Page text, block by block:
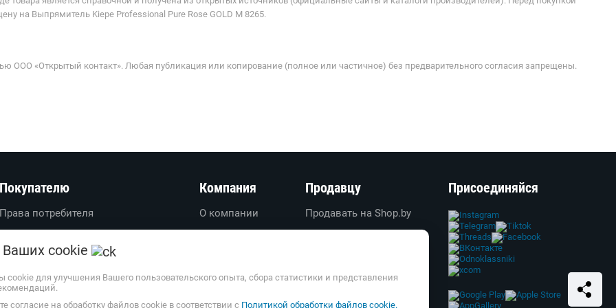
на Выпрямитель Kiepe Professional Pure Rose GOLD M 8265.
ООО «Открытый контакт». Любая публикация или копирование (полное или частичное) без предварительного согласия запрещены.
потребителя
ответы
соглашение
обработки
данных
Компания
О компании
О проекте
Обратная связь
Продавцу
Продавать на Shop.by
Создать свой магазин
Реклама
Присоединяйся
cookie
cookie для улучшения Вашего пользовательского опыта, сбора статистики и представления
согласие на обработку файлов cookie в соответствии с Политикой обработки файлов cookie.